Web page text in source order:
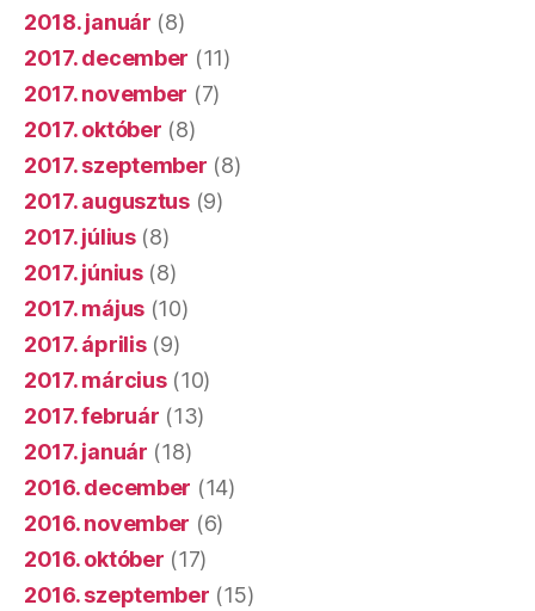
2018. január (8)
2017. december (11)
2017. november (7)
2017. október (8)
2017. szeptember (8)
2017. augusztus(9)
2017. július(8)
2017. június(8)
2017. május (10)
2017. április(9)
2017. március(10)
2017. február (13)
2017. január (18)
2016. december (14)
2016. november (6)
2016. október (17)
2016. szeptember (15)